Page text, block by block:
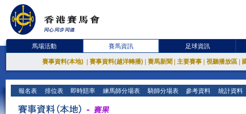
馬場活動 賽馬資訊 足球資訊
賽事資料(本地) 賽事資料(越洋轉播) 賽馬新聞 主要賽事 視聽播放區
報名表 排位表 即時賠率 練馬師分場表 騎師分場表 參考資料 統計資料